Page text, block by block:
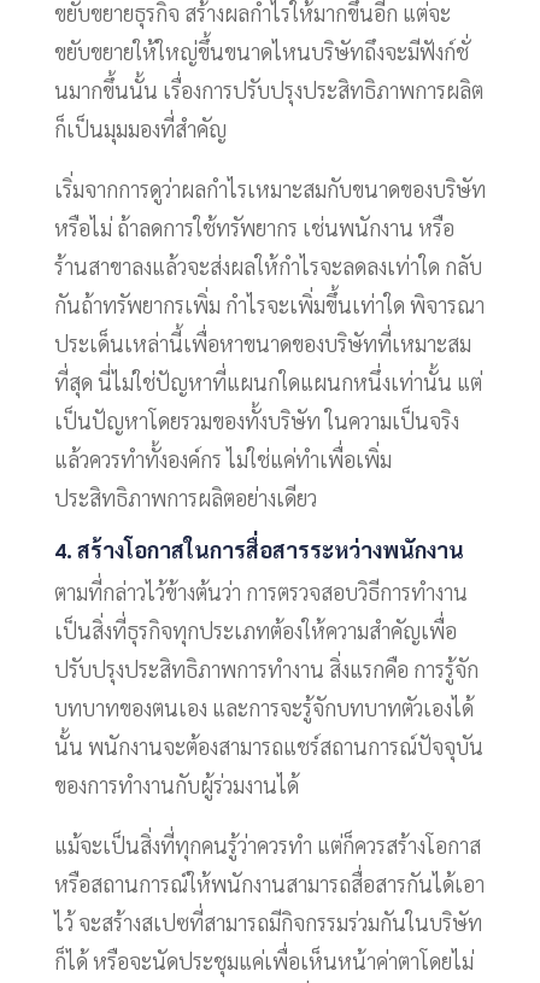
ขยับขยายธุรกิจ สร้างผลกำไรให้มากขึ้นอีก แต่จะ
ขยับขยายให้ใหญ่ขึ้นขนาดไหนบริษัทถึงจะมีฟังก์ชั่
นมากขึ้นนั้น เรื่องการปรับปรุงประสิทธิภาพการผลิต
ก็เป็นมุมมองที่สำคัญ
เริ่มจากการดูว่าผลกำไรเหมาะสมกับขนาดของบริษัท
หรือไม่ ถ้าลดการใช้ทรัพยากร เช่นพนักงาน หรือ
ร้านสาขาลงแล้วจะส่งผลให้กำไรจะลดลงเท่าใด กลับ
กันถ้าทรัพยากรเพิ่ม กำไรจะเพิ่มขึ้นเท่าใด พิจารณา
ประเด็นเหล่านี้เพื่อหาขนาดของบริษัทที่เหมาะสม
ที่สุด นี่ไม่ใช่ปัญหาที่แผนกใดแผนกหนึ่งเท่านั้น แต่
เป็นปัญหาโดยรวมของทั้งบริษัท ในความเป็นจริง
แล้วควรทำทั้งองค์กร ไม่ใช่แค่ทำเพื่อเพิ่ม
ประสิทธิภาพการผลิตอย่างเดียว
4. สร้างโอกาสในการสื่อสารระหว่างพนักงาน
ตามที่กล่าวไว้ข้างต้นว่า การตรวจสอบวิธีการทำงาน
เป็นสิ่งที่ธุรกิจทุกประเภทต้องให้ความสำคัญเพื่อ
ปรับปรุงประสิทธิภาพการทำงาน สิ่งแรกคือ การรู้จัก
บทบาทของตนเอง และการจะรู้จักบทบาทตัวเองได้
นั้น พนักงานจะต้องสามารถแชร์สถานการณ์ปัจจุบัน
ของการทำงานกับผู้ร่วมงานได้​ ​
แม้จะเป็นสิ่งที่ทุกคนรู้ว่าควรทำ แต่ก็ควรสร้างโอกาส
หรือสถานการณ์ให้พนักงานสามารถสื่อสารกันได้เอา
ไว้ จะสร้างสเปซที่สามารถมีกิจกรรมร่วมกันในบริษัท
ก็ได้ หรือจะนัดประชุมแค่เพื่อเห็นหน้าค่าตาโดยไม่